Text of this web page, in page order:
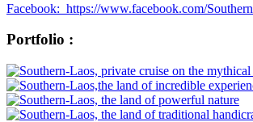
Facebook: https://www.facebook.com/
Portfolio :